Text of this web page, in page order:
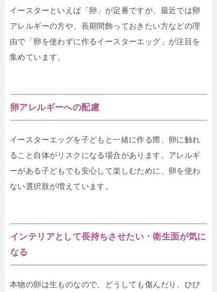
イースターといえば「卵」が定番ですが、最近では卵
アレルギーの方や、長期間飾っておきたい方などの理
由で「卵を使わずに作るイースターエッグ」が注目を
集めています。
卵アレルギーへの配慮
イースターエッグを子どもと一緒に作る際、卵に触れ
ること自体がリスクになる場合があります。アレルギ
ーがある子どもでも安心して楽しむために、卵を使わ
ない選択肢が増えています。
インテリアとして長持ちさせたい・衛生面が気に
なる
本物の卵は生ものなので、どうしても傷んだり、ひび